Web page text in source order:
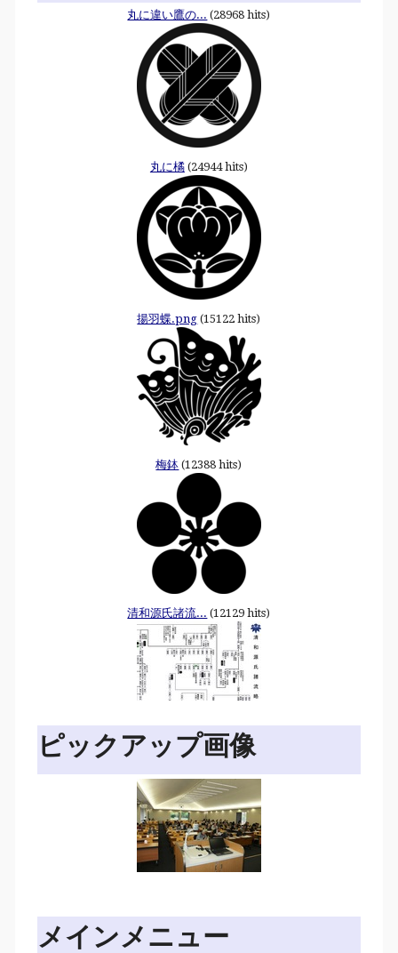
丸に違い鷹の... (28968 hits)
丸に橘(24944 hits)
揚羽蝶.png (15122 hits)
梅鉢 (12388 hits)
清和源氏諸流... (12129 hits)
ピックアップ画像
メインメニュー